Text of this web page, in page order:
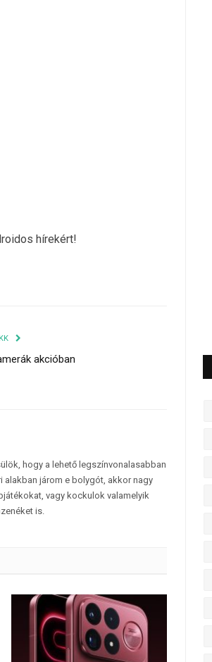
hírekért!
akcióban
hogy a lehető legszínvonalasabban
alakban járom e bolygót, akkor nagy
vagy kockulok valamelyik
is.